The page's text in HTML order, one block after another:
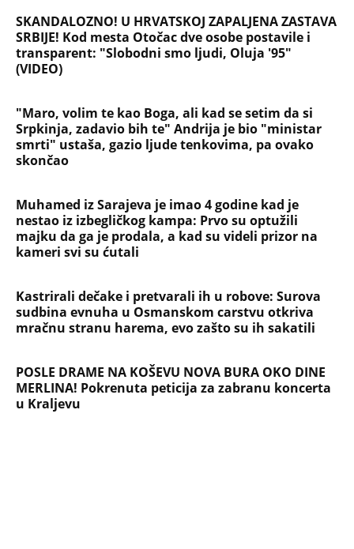
SKANDALOZNO! U HRVATSKOJ ZAPALJENA ZASTAVA
SRBIJE! Kod mesta Otočac dve osobe postavile i
transparent: "Slobodni smo ljudi, Oluja '95"
(VIDEO)
"Maro, volim te kao Boga, ali kad se setim da si
Srpkinja, zadavio bih te" Andrija je bio "ministar
smrti" ustaša, gazio ljude tenkovima, pa ovako
skončao
Muhamed iz Sarajeva je imao 4 godine kad je
nestao iz izbegličkog kampa: Prvo su optužili
majku da ga je prodala, a kad su videli prizor na
kameri svi su ćutali
Kastrirali dečake i pretvarali ih u robove: Surova
sudbina evnuha u Osmanskom carstvu otkriva
mračnu stranu harema, evo zašto su ih sakatili
POSLE DRAME NA KOŠEVU NOVA BURA OKO DINE
MERLINA! Pokrenuta peticija za zabranu koncerta
u Kraljevu